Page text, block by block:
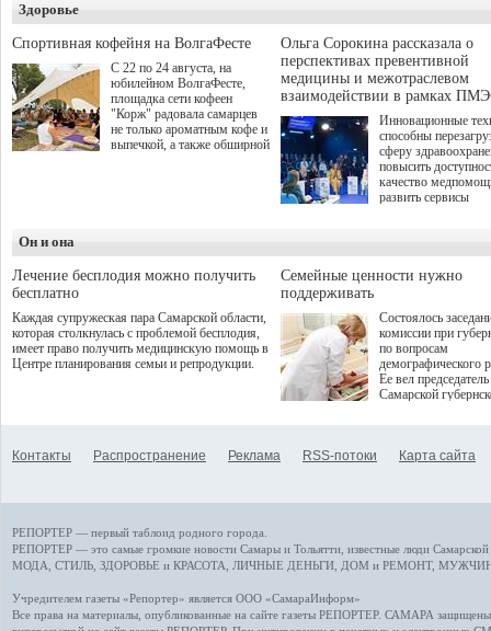
а сам он
Здоровье
Спортивная кофейня на ВолгаФесте
С 22 по 24 августа, на
юбилейном ВолгаФесте,
площадка сети кофеен
"Корж" радовала самарцев
не только ароматным кофе и
выпечкой, а также обширной
Ольга Сорокина рассказала о
перспективах превентивной
медицины и межотраслевом
взаимодействии в рамках
Инновационные
способны
сферу
повысить
качество
развить сервисы
определенными
К ним можно
возникающие при
данными
более динамичного
проникновения
сегмент
отраслевое
рассказала Ольга
ходе сессии
качества жизни" в
ПМЭФ 2025. В
РФ Михаил
представители
Он и она
Лечение бесплодия можно получить
бесплатно
Каждая супружеская пара Самарской области,
которая столкнулась с проблемой бесплодия,
имеет право получить медицинскую помощь в
Центре планирования семьи и репродукции.
Семейные ценности нужно
поддерживать
Состоялось
комиссии при
по вопросам
демографического
Ее вел председатель
Самарской
Контакты Распространение Реклама RSS-потоки Карта сайта
РЕПОРТЕР — первый таблоид родного города.
РЕПОРТЕР — это самые громкие новости Самары и Тольятти, известные люди
МОДА, СТИЛЬ ЗДОРОВЬЕ и КРАСОТА ЛИЧНЫЕ ДЕНЬГИ ДОМ и РЕМОНТ,
Учредителем газеты «Репортер» является ООО «СамараИнформ»
Все права на материалы, опубликованные на сайте газеты РЕПОРТЕР. САМАРА защищены.